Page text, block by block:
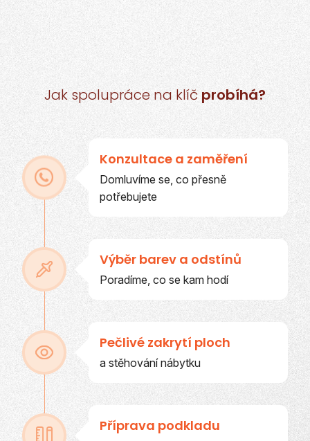
Jak spolupráce na klíč probíhá?
Konzultace a zaměření
Domluvíme se, co přesně
potřebujete
Výběr barev a odstínů
Poradíme, co se kam hodí
Pečlivé zakrytí ploch
a stěhování nábytku
Příprava podkladu